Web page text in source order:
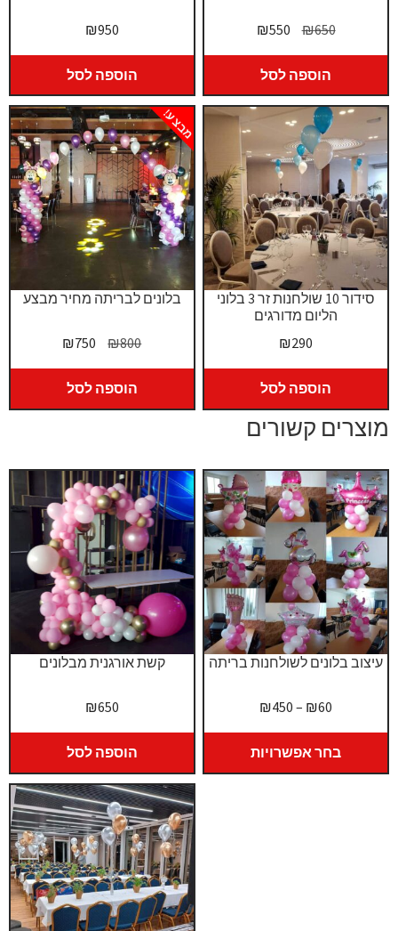
₪950
הוספה לסל
₪650
המחיר
היה:
₪650.
₪550
₪550.
הוספה לסל
בלונים לבריתה מחיר מבצע
מבצע!
₪800
המחיר
היה:
₪800.
₪750
המחיר
₪750.
הוספה לסל
סידור 10 שולחנות זר 3 בלוני
הליום מדורגים
₪290
הוספה לסל
מוצרים קשורים
קשת אורגנית מבלונים
₪650
הוספה לסל
עיצוב בלונים לשולחנות בריתה
₪60
–
₪450
טווח
עד
בחר אפשרויות